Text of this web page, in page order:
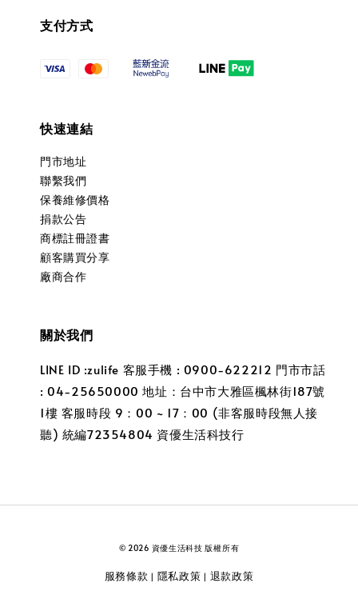
支付方式
快速連結
門市地址
聯繫我們
保養維修價格
捐款公告
商標註冊證書
顧客購買分享
廠商合作
關於我們
LINE ID :zulife 客服手機 : 0900-622212 門市市話
: 04-25650000 地址：台中市大雅區楓林街187號
1樓 客服時段 9：00 ~ 17：00 (非客服時段無人接
聽) 統編72354804 資優生活科技行
© 2026 資優生活科技 版權所有
服務條款 | 隱私政策 | 退款政策